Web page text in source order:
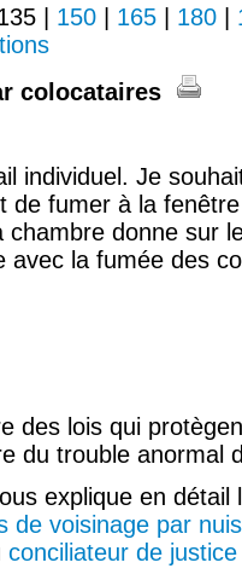
150 165 180
colocataires
individuel. Je
de fumer à la
donne sur
avec la fumée des
des lois qui
du trouble anormal
explique en
de voisinage par
conciliateur de justice